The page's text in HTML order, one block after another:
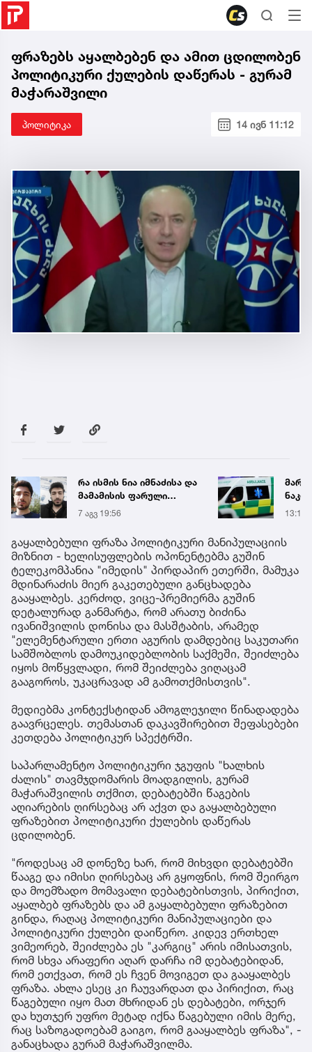
ფრაზებს აყალბებენ და ამით ცდილობენ
პოლიტიკური ქულების დაწერას - გურამ
მაჭარაშვილი
პოლიტიკა 14 ივნ 11:12
რა ისმის ნია იმნაძისა და
მამამისის ფარული
ჩანაწერიდან - გიგა
ავალიანის მკვლელობის
7 აგვ 19:56 13:15
გაყალბებული ფრაზა პოლიტიკური მანიპულაციის
მიზნით - ხელისუფლების ოპონენტებმა გუშინ
ტელეკომპანია "იმედის" პირდაპირ ეთერში, მამუკა
მდინარაძის მიერ გაკეთებული განცხადება
გააყალბეს. კერძოდ, ვიცე-პრემიერმა გუშინ
დეტალურად განმარტა, რომ არათუ ბიძინა
ივანიშვილის დონისა და მასშტაბის, არამედ
"ელემენტარული ერთი აგურის დამდებიც საკუთარი
სამშობლოს დამოუკიდებლობის საქმეში, შეიძლება
იყოს მოწყვლადი, რომ შეიძლება ვიღაცამ
გააგოროს, უკაცრავად ამ გამოთქმისთვის".
მედიებმა კონტექსტიდან ამოგლეჯილი წინადადება
გაავრცელეს. თემასთან დაკავშირებით შეფასებები
კეთდება პოლიტიკურ სპექტრში.
საპარლამენტო პოლიტიკური ჯგუფის "ხალხის
ძალის" თავმჯდომარის მოადგილის, გურამ
მაჭარაშვილის თქმით, დებატებში წაგების
აღიარების ღირსებაც არ აქვთ და გაყალბებული
ფრაზებით პოლიტიკური ქულების დაწერას
ცდილობენ.
"როდესაც ამ დონეზე ხარ, რომ მიხვდი დებატებში
წააგე და იმისი ღირსებაც არ გყოფნის, რომ შეირგო
და მოემზადო მომავალი დებატებისთვის, პირიქით,
აყალბებ ფრაზებს და ამ გაყალბებული ფრაზებით
გინდა, რაღაც პოლიტიკური მანიპულაციები და
პოლიტიკური ქულები დაიწერო. კიდევ ერთხელ
ვიმეორებ, შეიძლება ეს "კარგიც" არის იმისათვის,
რომ სხვა არაფერი აღარ დარჩა იმ დებატებიდან,
რომ ეთქვათ, რომ ეს ჩვენ მოვიგეთ და გააყალბეს
ფრაზა. ახლა ესეც კი ჩაუვარდათ და პირიქით, რაც
წაგებული იყო მათ მხრიდან ეს დებატები, ორჯერ
და ხუთჯერ უფრო მეტად იქნა წაგებული იმის მერე,
რაც საზოგადოებამ გაიგო, რომ გააყალბეს ფრაზა", -
განაცხადა გურამ მაჭარაშვილმა.